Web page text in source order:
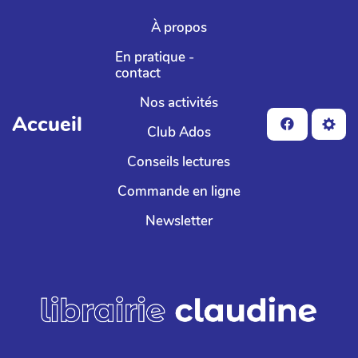
Aller au contenu principal
Accueil
À propos
En pratique -
contact
Nos activités
Club Ados
Conseils lectures
Commande en ligne
Newsletter